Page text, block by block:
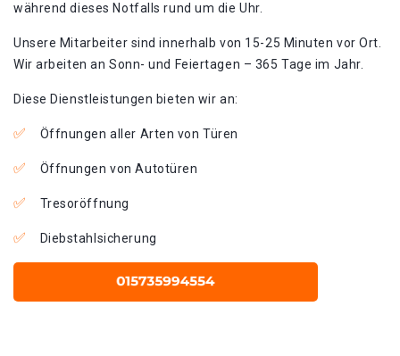
während dieses Notfalls rund um die Uhr.
Unsere Mitarbeiter sind innerhalb von 15-25 Minuten vor Ort.
Wir arbeiten an Sonn- und Feiertagen – 365 Tage im Jahr.
Diese Dienstleistungen bieten wir an:
Öffnungen aller Arten von Türen
Öffnungen von Autotüren
Tresoröffnung
Diebstahlsicherung